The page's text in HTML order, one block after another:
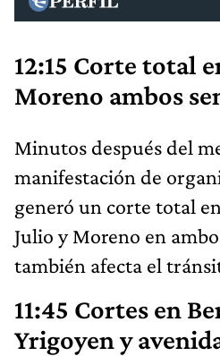
12:15 Corte total
Moreno ambos
Minutos después del
manifestación de
generó un corte total
Julio y Moreno en
también afecta el
11:45 Cortes en
Yrigoyen y